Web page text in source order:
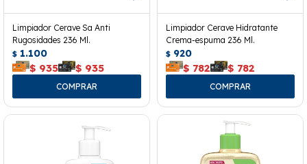
Limpiador Cerave Sa Anti
Rugosidades 236 Ml.
$ 1.100
$ 935 $ 935
Limpiador Cerave Hidratante
Crema-espuma 236 Ml.
$ 920
$ 782 $ 782